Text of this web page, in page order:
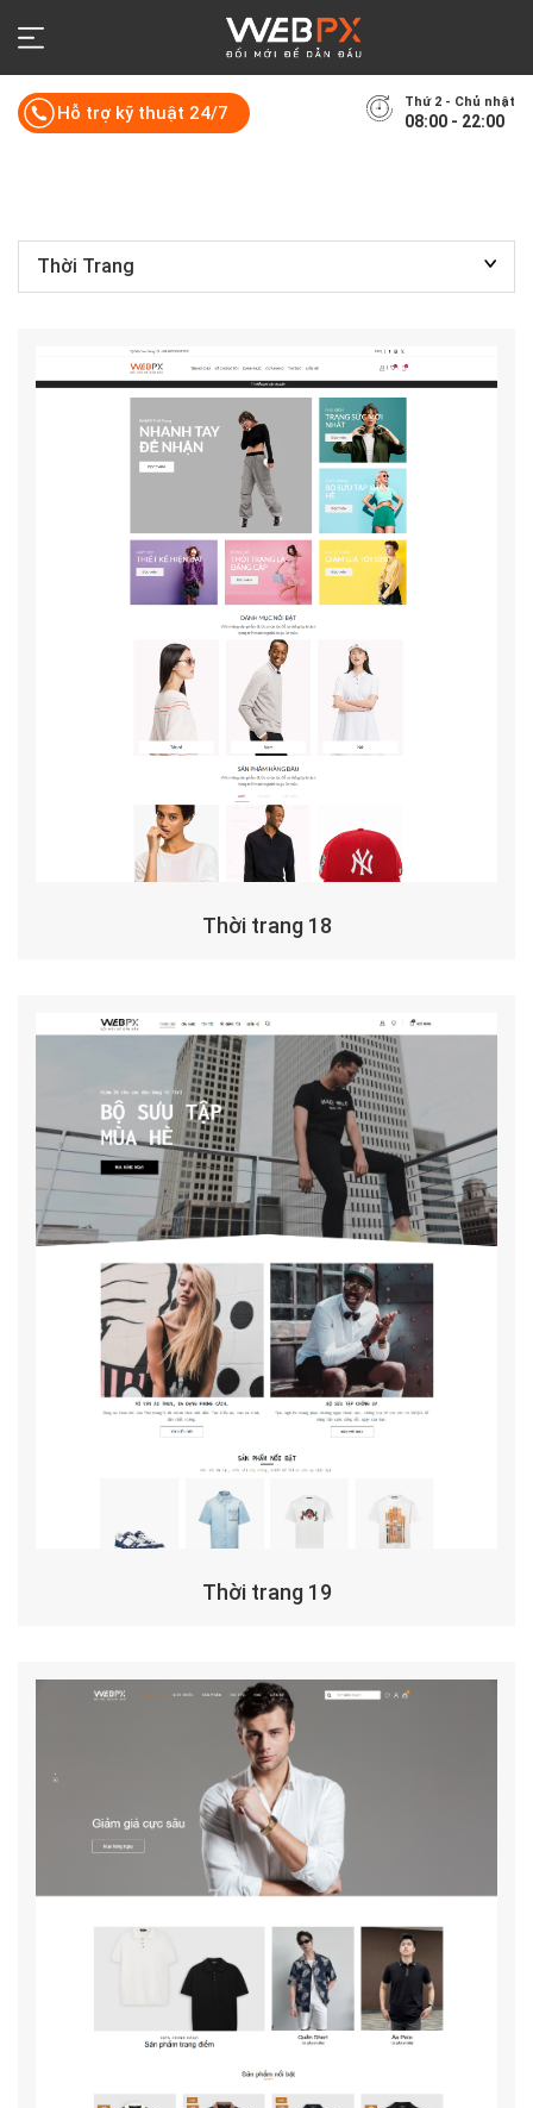
Hỗ trợ kỹ thuật 24/7
Thứ 2 - Chủ nhật
08:00 - 22:00
Thời Trang
Thời trang 18
Thời trang 19